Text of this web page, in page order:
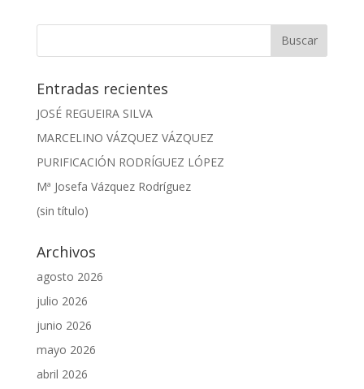
Entradas recientes
JOSÉ REGUEIRA SILVA
MARCELINO VÁZQUEZ VÁZQUEZ
PURIFICACIÓN RODRÍGUEZ LÓPEZ
Mª Josefa Vázquez Rodríguez
(sin título)
Archivos
agosto 2026
julio 2026
junio 2026
mayo 2026
abril 2026